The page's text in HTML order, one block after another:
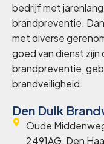
bedrijf met
brandpreventie.
met diverse
goed van dienst
brandpreventie,
brandveiligheid.
Den Dulk
Oude
2491AG, Den